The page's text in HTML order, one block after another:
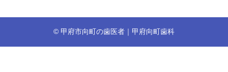
© 甲府市向町の歯医者｜甲府向町歯科